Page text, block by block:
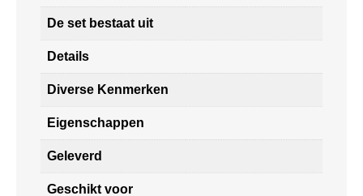
De set bestaat uit
Details
Diverse Kenmerken
Eigenschappen
Geleverd
Geschikt voor